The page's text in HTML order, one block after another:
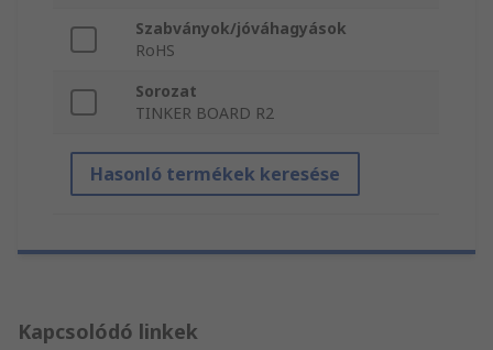
Szabványok/jóváhagyások
RoHS
Sorozat
TINKER BOARD R2
Hasonló termékek keresése
Kapcsolódó linkek